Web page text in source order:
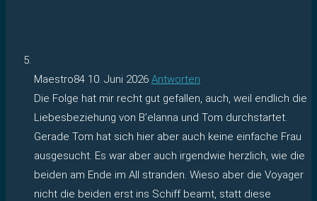
Maestro84 10. Juni 2026 Antworten
Die Folge hat mir recht gut gefallen, auch, weil endlich die
Liebesbeziehung von B’elanna und Tom durchstartet.
Gerade Tom hat sich hier aber auch keine einfache Frau
ausgesucht. Es war aber auch irgendwie herzlich, wie die
beiden am Ende im All stranden. Wieso aber die Voyager
nicht die beiden erst ins Schiff beamt, statt diese